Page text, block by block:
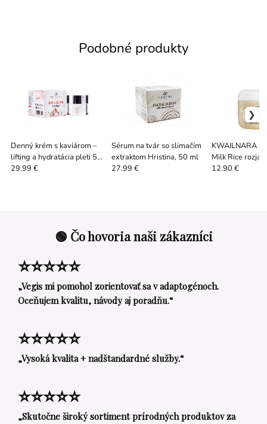
Podobné produkty
Denný krém s kaviárom –
lifting a hydratácia pleti 50
ml
29.99 €
Sérum na tvár so slimačím
extraktom Hristina, 50 ml
27.99 €
KWAILNARA
Milk Rice
100 ml
12.90 €
🟢 Čo hovoria naši zákazníci
⭐⭐⭐⭐⭐
„Vegis mi pomohol zorientovať sa v adaptogénoch.
Oceňujem kvalitu, návody aj poradňu.“
⭐⭐⭐⭐⭐
„Vysoká kvalita + nadštandardné služby.“
⭐⭐⭐⭐⭐
„Skutočne široký sortiment prírodných produktov za